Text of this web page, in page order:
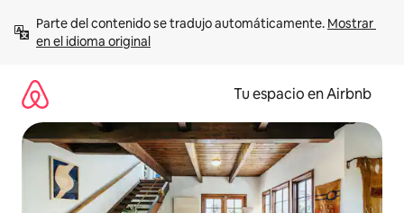
contenido
Parte del contenido se tradujo automáticamente. Mostrar
en el idioma original
Tu espacio en Airbnb